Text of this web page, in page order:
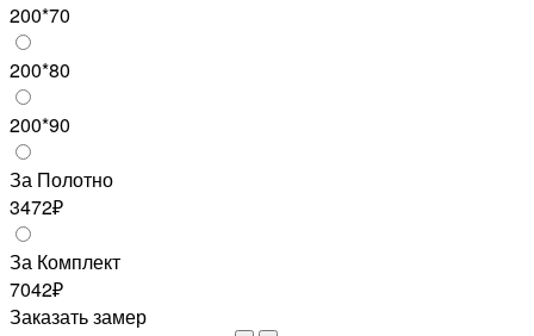
200*70
200*80
200*90
За Полотно
3472₽
За Комплект
7042₽
Заказать замер